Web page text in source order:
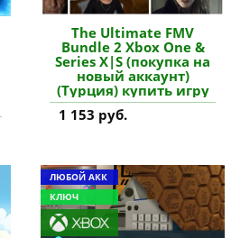
The Ultimate FMV
Bundle 2 Xbox One &
Series X|S (покупка на
новый аккаунт)
(Турция) купить игру
1 153 руб.
ЛЮБОЙ АКК
КЛЮЧ